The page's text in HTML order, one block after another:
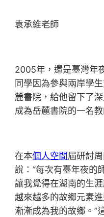
袁承維老師
2005年，還是臺灣年
同學因為參與兩岸學
麓書院，給他留下了
成為岳麓書院的一名教
在本個人空間屆研討
說：“每次有臺年夜的
讓我覺得在湖南的生
越來越多的故鄉元素
漸漸成為我的故鄉。”